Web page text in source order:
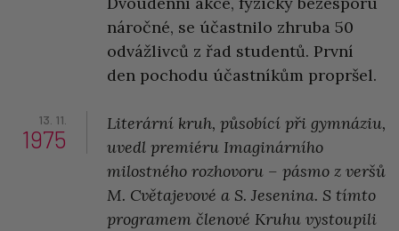
náročné, se účastnilo zhruba 50
odvážlivců z řad studentů. První
den pochodu účastníkům propršel.
13. 11.
1975
Literární kruh, působící při gymnáziu,
uvedl premiéru Imaginárního
milostného rozhovoru – pásmo z veršů
M. Cvětajevové a S. Jesenina. S tímto
programem členové Kruhu vystoupili